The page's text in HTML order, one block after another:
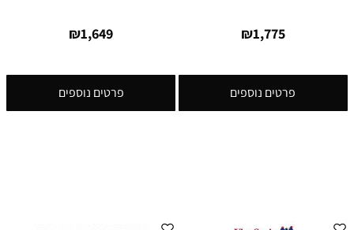
₪1,775
פרטים נוספים
₪1,649
פרטים נוספים